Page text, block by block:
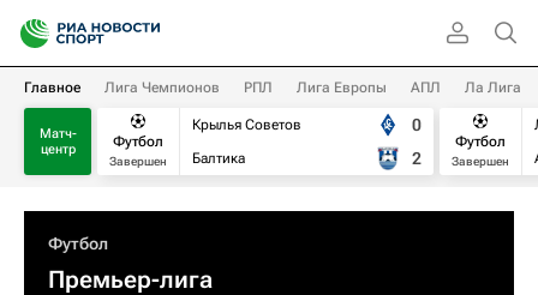
Главное Лига Чемпионов РПЛ Лига Европы АПЛ Ла Лига
Матч-
центр
Футбол
Завершен
Крылья Советов
Балтика
0
2
Футбол
Завершен
Футбол
Премьер-лига